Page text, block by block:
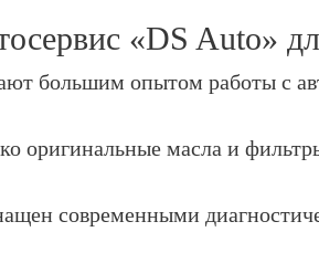
«DS Auto»
большим опытом работы с
оригинальные масла и
современными